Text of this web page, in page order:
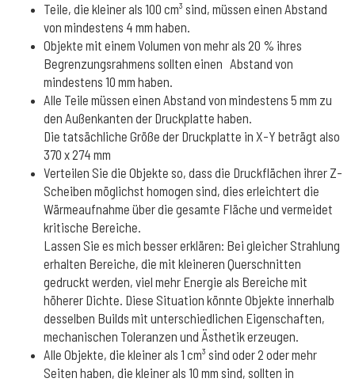
Teile, die kleiner als 100 cm³ sind, müssen einen Abstand
von mindestens 4 mm haben.
Objekte mit einem Volumen von mehr als 20 % ihres
Begrenzungsrahmens sollten einen Abstand von
mindestens 10 mm haben.
Alle Teile müssen einen Abstand von mindestens 5 mm zu
den Außenkanten der Druckplatte haben.
Die tatsächliche Größe der Druckplatte in X-Y beträgt also
370 x 274 mm
Verteilen Sie die Objekte so, dass die Druckflächen ihrer Z-
Scheiben möglichst homogen sind, dies erleichtert die
Wärmeaufnahme über die gesamte Fläche und vermeidet
kritische Bereiche.
Lassen Sie es mich besser erklären: Bei gleicher Strahlung
erhalten Bereiche, die mit kleineren Querschnitten
gedruckt werden, viel mehr Energie als Bereiche mit
höherer Dichte. Diese Situation könnte Objekte innerhalb
desselben Builds mit unterschiedlichen Eigenschaften,
mechanischen Toleranzen und Ästhetik erzeugen.
Alle Objekte, die kleiner als 1 cm³ sind oder 2 oder mehr
Seiten haben, die kleiner als 10 mm sind, sollten in